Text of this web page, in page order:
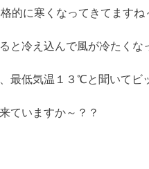
的に寒くなってきてますね
と冷え込んで風が冷たく
最低気温１３℃と聞いてビ
ていますか～？？